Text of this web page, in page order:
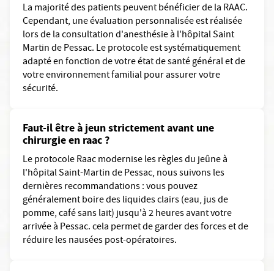
La majorité des patients peuvent bénéficier de la RAAC.
Cependant, une évaluation personnalisée est réalisée
lors de la consultation d'anesthésie à l'hôpital Saint
Martin de Pessac. Le protocole est systématiquement
adapté en fonction de votre état de santé général et de
votre environnement familial pour assurer votre
sécurité.
Faut-il être à jeun strictement avant une
chirurgie en raac ?
Le protocole Raac modernise les règles du jeûne à
l'hôpital Saint-Martin de Pessac, nous suivons les
dernières recommandations : vous pouvez
généralement boire des liquides clairs (eau, jus de
pomme, café sans lait) jusqu'à 2 heures avant votre
arrivée à Pessac. cela permet de garder des forces et de
réduire les nausées post-opératoires.